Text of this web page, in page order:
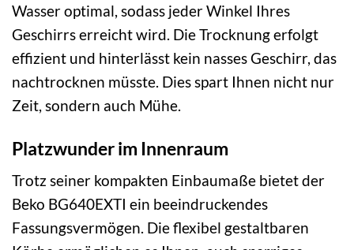
Wasser optimal, sodass jeder Winkel Ihres
Geschirrs erreicht wird. Die Trocknung erfolgt
effizient und hinterlässt kein nasses Geschirr, das
nachtrocknen müsste. Dies spart Ihnen nicht nur
Zeit, sondern auch Mühe.
Platzwunder im Innenraum
Trotz seiner kompakten Einbaumaße bietet der
Beko BG640EXTI ein beeindruckendes
Fassungsvermögen. Die flexibel gestaltbaren